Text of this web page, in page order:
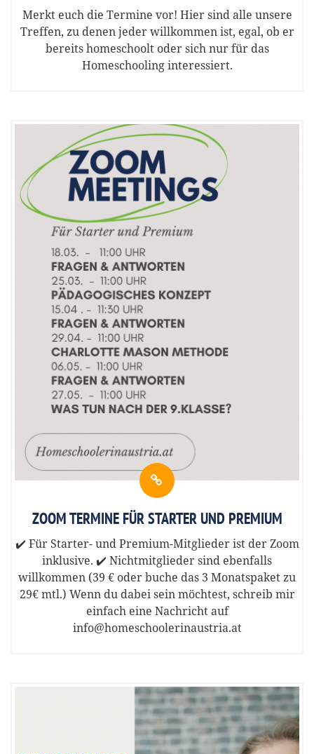
Merkt euch die Termine vor! Hier sind alle unsere
Treffen, zu denen jeder willkommen ist, egal, ob er
bereits homeschoolt oder sich nur für das
Homeschooling interessiert.
ZOOM TERMINE FÜR STARTER UND PREMIUM
✔️ Für Starter- und Premium-Mitglieder ist der Zoom
inklusive. ✔️ Nichtmitglieder sind ebenfalls
willkommen (39 € oder buche das 3 Monatspaket zu
29€ mtl.) Wenn du dabei sein möchtest, schreib mir
einfach eine Nachricht auf
info@homeschoolerinaustria.at